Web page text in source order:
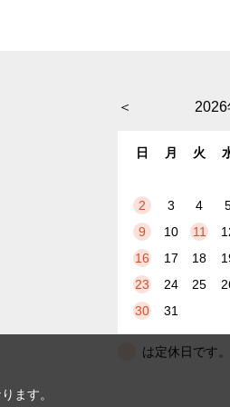
＜ 2026
日 月 火
2
3 4
9
10 11
16
17 18
23
24 25
30
31
は定休日です。
ます。